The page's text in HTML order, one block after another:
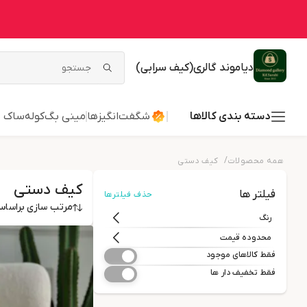
دیاموند گالری(کیف سرابی)
دسته بندی کالاها شگفت‌انگیزها مینی بگکولهساک
همه محصولات/ کیف دستی
فیلتر ها حذف فیلترها
رنگ
محدوده قیمت
فقط کالاهای موجود
فقط تخفیف دار ها
کیف دستی
مرتب سازی